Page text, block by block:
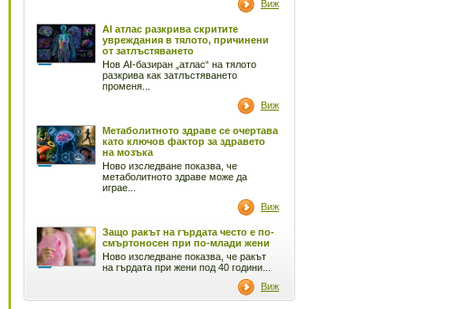
Виж
AI атлас разкрива скритите
увреждания в тялото, причинени
от затлъстяването
Нов AI-базиран „атлас“ на тялото
разкрива как затлъстяването
променя...
Виж
Метаболитното здраве се очертава
като ключов фактор за здравето
на мозъка
Ново изследване показва, че
метаболитното здраве може да
играе...
Виж
Защо ракът на гърдата често е по-
смъртоносен при по-млади жени
Ново изследване показва, че ракът
на гърдата при жени под 40 години...
Виж